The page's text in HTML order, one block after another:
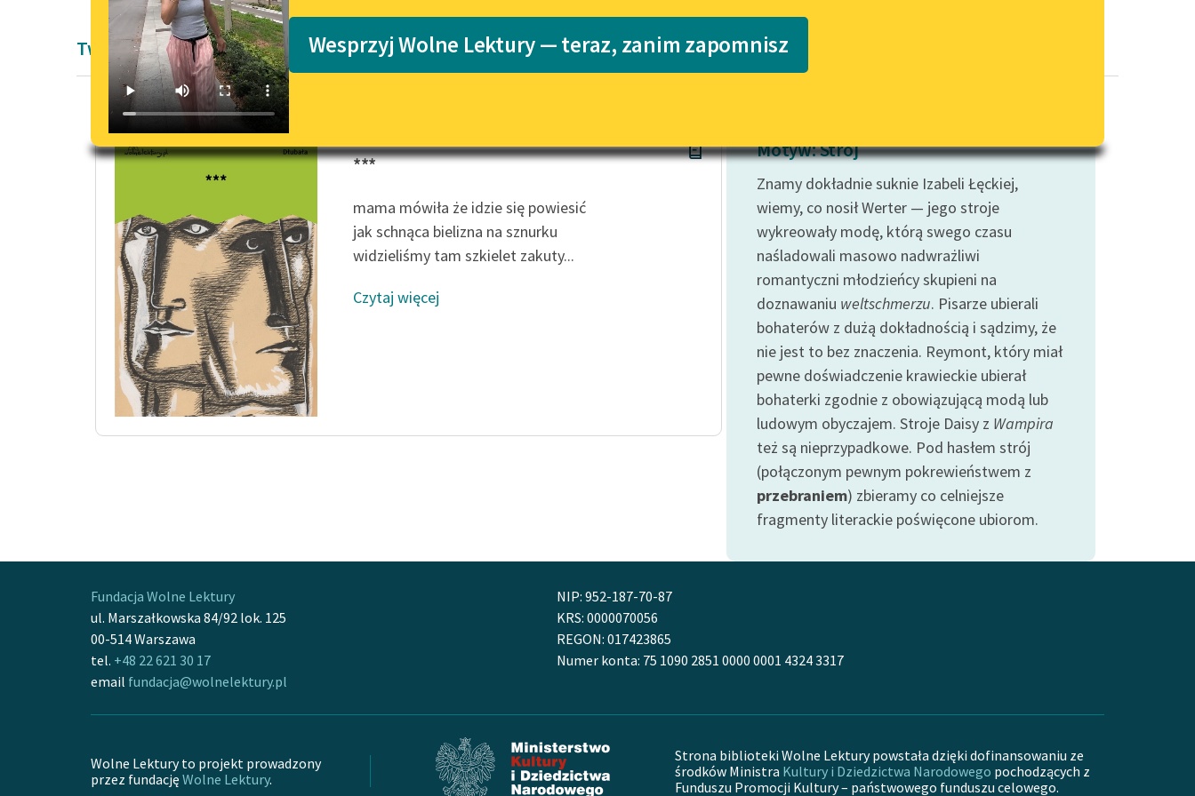
Lektury szkolne i klasyka
literatury do słuchania dla
E-kolekcja lektur szkolnych i
literatury do słuchania dla
niepełnosprawnościami
Feministyczne inspiracje.
Popularyzacja skandynawskiej
literatury feministycznej
Katalog
Katalog w formacie PDF
wrażliwych
Deklaracja dostępności
Wesprzyj Wolne Lektury — teraz, zanim zapomnisz
Twórczość Raban Nowakowskie
***
mama mówiła że idzie się powiesić
jak schnąca bielizna na sznurku
widzieliśmy tam szkielet zakuty...
Czytaj więcej
Motyw: Strój
Znamy dokładnie suknie Izabeli Łęckiej,
wiemy, co nosił Werter — jego stroje
wykreowały modę, którą swego czasu
naśladowali masowo nadwrażliwi
romantyczni młodzieńcy skupieni na
doznawaniu weltschmerzu. Pisarze ubierali
bohaterów z dużą dokładnością i sądzimy, że
nie jest to bez znaczenia. Reymont, który miał
pewne doświadczenie krawieckie ubierał
bohaterki zgodnie z obowiązującą modą lub
ludowym obyczajem. Stroje Daisy z Wampira
też są nieprzypadkowe. Pod hasłem strój
(połączonym pewnym pokrewieństwem z
przebraniem) zbieramy co celniejsze
fragmenty literackie poświęcone ubiorom.
Fundacja Wolne Lektury
ul. Marszałkowska 84/92 lok. 125
00-514 Warszawa
tel. +48 22 621 30 17
email fundacja@wolnelektury.pl
NIP: 952-187-70-87
KRS: 0000070056
REGON: 017423865
Numer konta: 75 1090 2851 0000 0001 4324 3317
Wolne Lektury to projekt prowadzony
przez fundację Wolne Lektury.
Strona biblioteki Wolne Lektury powstała dzięki dofinansowaniu ze
środków Ministra Kultury i Dziedzictwa Narodowego pochodzących z
Funduszu Promocji Kultury – państwowego funduszu celowego.